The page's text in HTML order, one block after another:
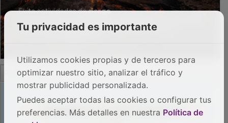
PUBLICIDAD
Tu privacidad es importante
Utilizamos cookies propias y de terceros para
optimizar nuestro sitio, analizar el tráfico y
mostrar publicidad personalizada.
Puedes aceptar todas las cookies o configurar tus
preferencias. Más detalles en nuestra Política de